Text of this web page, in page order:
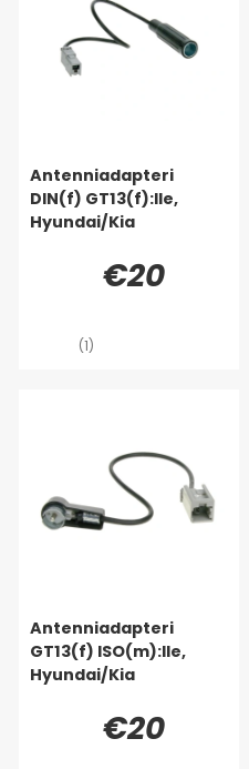
Antenniadapteri
DIN(f) GT13(f):lle,
Hyundai/Kia
€20
(1)
Antenniadapteri
GT13(f) ISO(m):lle,
Hyundai/Kia
€20